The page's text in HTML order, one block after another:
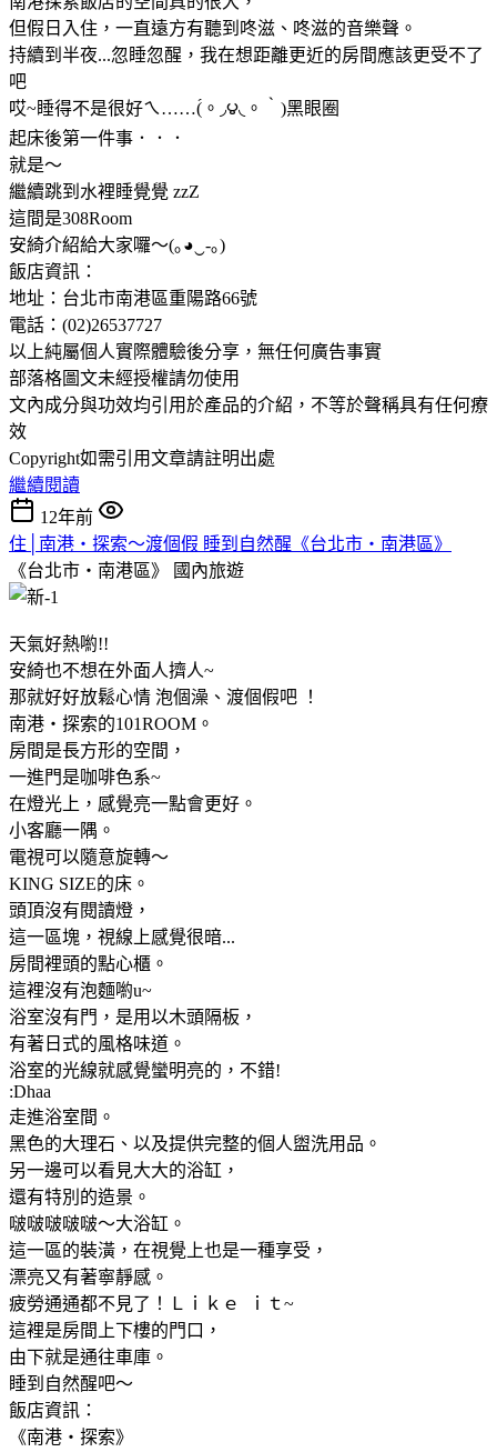
但假日入住，一直遠方有聽到咚滋、咚滋的音樂聲。
持續到半夜...忽睡忽醒，我在想距離更近的房間應該更受不了
吧
哎~睡得不是很好ㄟ……(́。◞౪◟。‵)黑眼圈
起床後第一件事．．．
就是～
繼續跳到水裡睡覺覺 zzZ
這間是308Room
安綺介紹給大家囉～(｡◕‿-｡)
飯店資訊：
地址：台北市南港區重陽路66號
電話：(02)26537727
以上純屬個人實際體驗後分享，無任何廣告事實
部落格圖文未經授權請勿使用
文內成分與功效均引用於產品的介紹，不等於聲稱具有任何療
效
Copyright如需引用文章請註明出處
繼續閱讀
12年前
住│南港‧探索～渡個假 睡到自然醒《台北市‧南港區》
《台北市‧南港區》
國內旅遊
天氣好熱喲!!
安綺也不想在外面人擠人~
那就好好放鬆心情 泡個澡、渡個假吧 ！
南港‧探索的101ROOM。
房間是長方形的空間，
一進門是咖啡色系~
在燈光上，感覺亮一點會更好。
小客廳一隅。
電視可以隨意旋轉～
KING SIZE的床。
頭頂沒有閱讀燈，
這一區塊，視線上感覺很暗...
房間裡頭的點心櫃。
這裡沒有泡麵喲u~
浴室沒有門，是用以木頭隔板，
有著日式的風格味道。
浴室的光線就感覺蠻明亮的，不錯!
:Dhaa
走進浴室間。
黑色的大理石、以及提供完整的個人盥洗用品。
另一邊可以看見大大的浴缸，
還有特別的造景。
啵啵啵啵啵～大浴缸。
這一區的裝潢，在視覺上也是一種享受，
漂亮又有著寧靜感。
疲勞通通都不見了！Ｌｉｋｅ ｉｔ~
這裡是房間上下樓的門口，
由下就是通往車庫。
睡到自然醒吧～
飯店資訊：
《南港‧探索》